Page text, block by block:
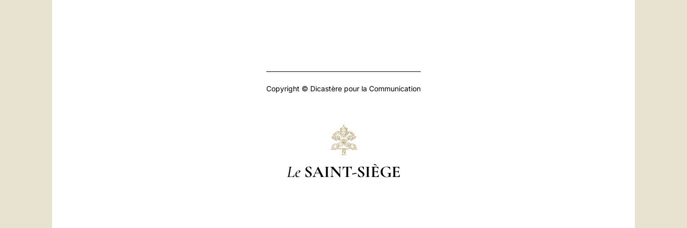
Copyright © Dicastère pour la Communication
Le SAINT-SIÈGE